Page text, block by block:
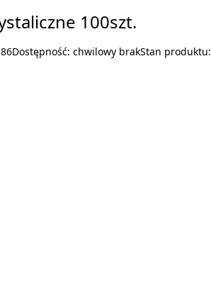
100szt.
Dostępność: chwilowy brakStan produktu: